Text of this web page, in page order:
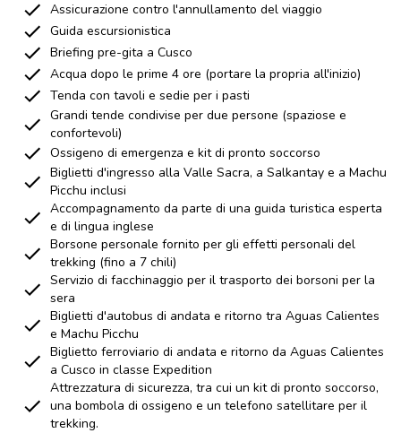
Assicurazione contro l'annullamento del viaggio
Guida escursionistica
Briefing pre-gita a Cusco
Acqua dopo le prime 4 ore (portare la propria all'inizio)
Tenda con tavoli e sedie per i pasti
Grandi tende condivise per due persone (spaziose e
confortevoli)
Ossigeno di emergenza e kit di pronto soccorso
Biglietti d'ingresso alla Valle Sacra, a Salkantay e a Machu
Picchu inclusi
Accompagnamento da parte di una guida turistica esperta
e di lingua inglese
Borsone personale fornito per gli effetti personali del
trekking (fino a 7 chili)
Servizio di facchinaggio per il trasporto dei borsoni per la
sera
Biglietti d'autobus di andata e ritorno tra Aguas Calientes
e Machu Picchu
Biglietto ferroviario di andata e ritorno da Aguas Calientes
a Cusco in classe Expedition
Attrezzatura di sicurezza, tra cui un kit di pronto soccorso,
una bombola di ossigeno e un telefono satellitare per il
trekking.